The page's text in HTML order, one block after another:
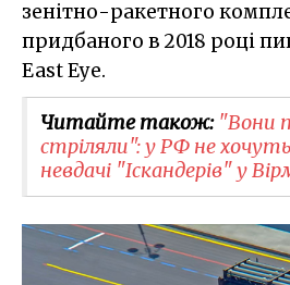
зенітно-ракетного
придбаного в 2018 році
East Eye.
Читайте також: "Вони
стріляли": у РФ не
невдачі "Іскандерів" у